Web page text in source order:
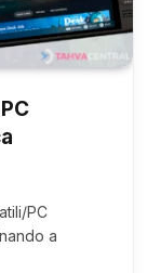
PC
a